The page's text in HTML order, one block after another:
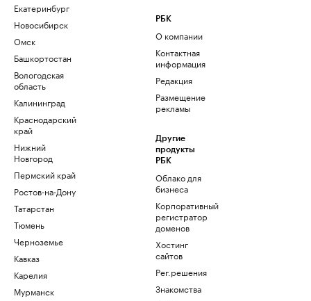
Екатеринбург
Новосибирск
Омск
Башкортостан
Вологодская
область
Калининград
Краснодарский
край
Нижний
Новгород
Пермский край
Ростов-на-Дону
Татарстан
Тюмень
Черноземье
Кавказ
Карелия
Мурманск
РБК
О компании
Контактная
информация
Редакция
Размещение
рекламы
Другие
продукты
РБК
Облако для
бизнеса
Корпоративный
регистратор
доменов
Хостинг
сайтов
Рег.решения
Знакомства